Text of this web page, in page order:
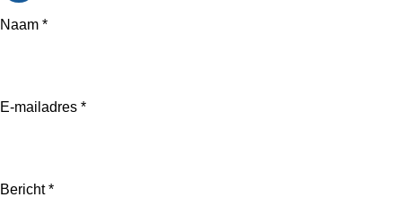
c
k
Naam *
E-mailadres *
Bericht *